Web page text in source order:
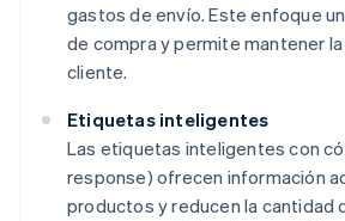
gastos de envío. Este enfoque
de compra y permite mantener
cliente.
Etiquetas inteligentes
Las etiquetas inteligentes con
response) ofrecen información
productos y reducen la cantidad